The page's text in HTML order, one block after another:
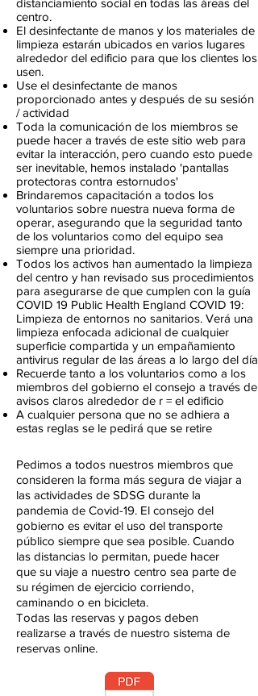
distanciamiento social en todas las áreas del
centro.
El desinfectante de manos y los materiales de
limpieza estarán ubicados en varios lugares
alrededor del edificio para que los clientes los
usen.
Use el desinfectante de manos
proporcionado antes y después de su sesión
/ actividad
Toda la comunicación de los miembros se
puede hacer a través de este sitio web para
evitar la interacción, pero cuando esto puede
ser inevitable, hemos instalado 'pantallas
protectoras contra estornudos'
Brindaremos capacitación a todos los
voluntarios sobre nuestra nueva forma de
operar, asegurando que la seguridad tanto
de los voluntarios como del equipo sea
siempre una prioridad.
Todos los activos han aumentado la limpieza
del centro y han revisado sus procedimientos
para asegurarse de que cumplen con la guía
COVID 19 Public Health England COVID 19:
Limpieza de entornos no sanitarios. Verá una
limpieza enfocada adicional de cualquier
superficie compartida y un empañamiento
antivirus regular de las áreas a lo largo del día
Recuerde tanto a los voluntarios como a los
miembros del gobierno el consejo a través de
avisos claros alrededor de r = el edificio
A cualquier persona que no se adhiera a
estas reglas se le pedirá que se retire
Pedimos a todos nuestros miembros que
consideren la forma más segura de viajar a
las actividades de SDSG durante la
pandemia de Covid-19. El consejo del
gobierno es evitar el uso del transporte
público siempre que sea posible. Cuando
las distancias lo permitan, puede hacer
que su viaje a nuestro centro sea parte de
su régimen de ejercicio corriendo,
caminando o en bicicleta.
Todas las reservas y pagos deben
realizarse a través de nuestro sistema de
reservas online.